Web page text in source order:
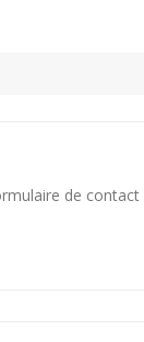
de contact